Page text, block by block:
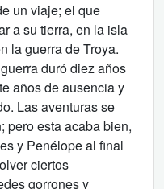
un viaje; el que
a su tierra, en la isla
la guerra de Troya.
duró diez años
años de ausencia y
Las aventuras se
pero esta acaba bien,
y Penélope al final
ciertos
gorrones y